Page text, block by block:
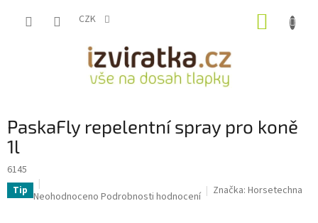
CZK
PaskaFly repelentní spray pro koně
1l
6145
Tip Průměrné
Neohodnoceno Podrobnosti hodnocení Značka: Horsetechna